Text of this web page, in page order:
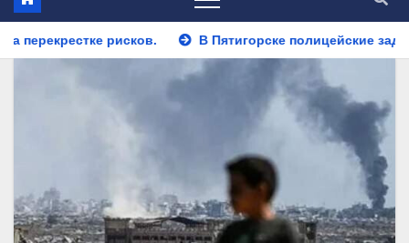
В Пятигорске полицейские задержали закладчика,